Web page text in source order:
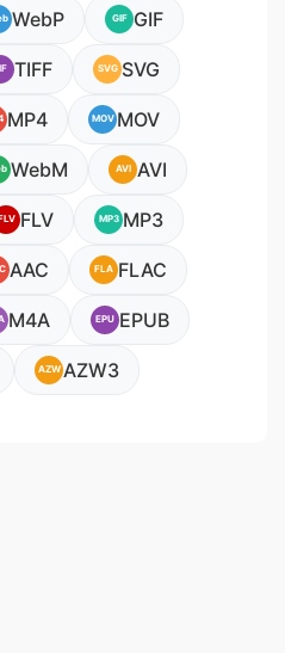
WebP GIF GIF
TIFF SVG SVG
MP4 MOV MOV
WebM AVI AVI
FLV MP3 MP3
AAC FLA FLAC
M4A EPU EPUB
AZWAZW3